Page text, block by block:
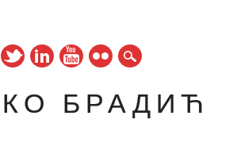
БРАДИЋ